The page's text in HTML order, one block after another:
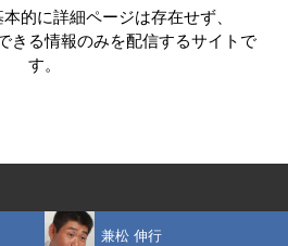
的に詳細ページは存在せず、
きる情報のみを配信するサイトで
す。
兼松 伸行